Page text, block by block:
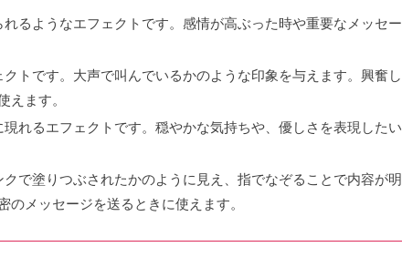
るようなエフェクトです。感情が高ぶった時や重要なメッセー
トです。大声で叫んでいるかのような印象を与えます。興奮し
えます。
れるエフェクトです。穏やかな気持ちや、優しさを表現したい
で塗りつぶされたかのように見え、指でなぞることで内容が明
メッセージを送るときに使えます。